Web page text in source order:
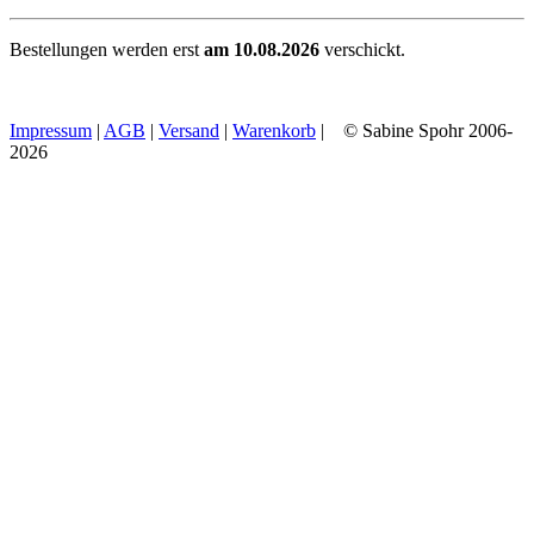
Bestellungen werden erstam 10.08.2026 verschickt.
Impressum | AGB | Versand | Warenkorb | © Sabine Spohr 2006-
2026